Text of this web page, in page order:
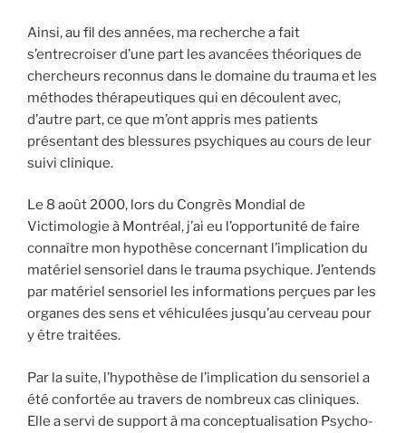
Ainsi, au fil des années, ma recherche a fait
s’entrecroiser d’une part les avancées théoriques de
chercheurs reconnus dans le domaine du trauma et les
méthodes thérapeutiques qui en découlent avec,
d’autre part, ce que m’ont appris mes patients
présentant des blessures psychiques au cours de leur
suivi clinique.
Le 8 août 2000, lors du Congrès Mondial de
Victimologie à Montréal, j’ai eu l’opportunité de faire
connaître mon hypothèse concernant l’implication du
matériel sensoriel dans le trauma psychique. J’entends
par matériel sensoriel les informations perçues par les
organes des sens et véhiculées jusqu’au cerveau pour
y être traitées.
Par la suite, l’hypothèse de l’implication du sensoriel a
été confortée au travers de nombreux cas cliniques.
Elle a servi de support à ma conceptualisation Psycho-